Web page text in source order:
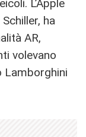
L’Apple
ha
AR,
volevano
Lamborghini